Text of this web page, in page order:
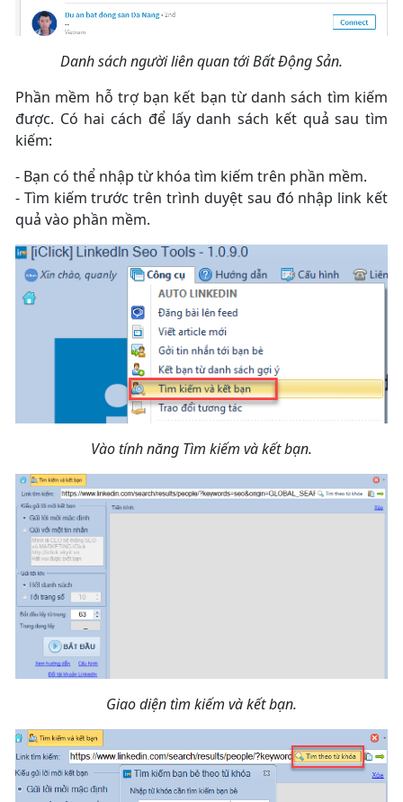
Danh sách người liên quan tới Bất Động Sản.
Phần mềm hỗ trợ bạn kết bạn từ danh sách tìm kiếm
được. Có hai cách để lấy danh sách kết quả sau tìm
kiếm:
- Bạn có thể nhập từ khóa tìm kiếm trên phần mềm.
- Tìm kiếm trước trên trình duyệt sau đó nhập link kết
quả vào phần mềm.
Vào tính năng Tìm kiếm và kết bạn.
Giao diện tìm kiếm và kết bạn.